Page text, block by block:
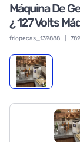
Máquina De
¿ 127 Volts
friopecas_139888